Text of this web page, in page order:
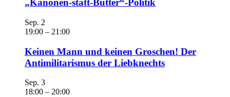
„Kanonen-statt-Butter“-Politik
Sep. 2
19:00 – 21:00
Keinen Mann und keinen Groschen! Der
Antimilitarismus der Liebknechts
Sep. 3
18:00 – 20:00